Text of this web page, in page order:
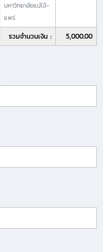
มหาวิทยาลัยแม่โจ้-
แพร่
รวมจำนวนเงิน : 5,000.00